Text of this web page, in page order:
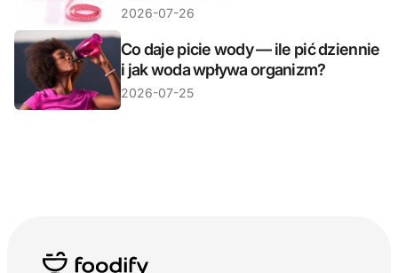
2026-07-26
Co daje picie wody — ile pić dziennie
i jak woda wpływa organizm?
2026-07-25